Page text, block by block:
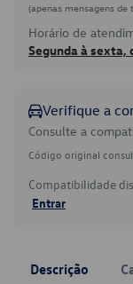
(apenas mensagens
Horário de
Segunda à sexta,
Verifique a
Consulte a
Código original
Compatibilidade
Entrar
Descrição